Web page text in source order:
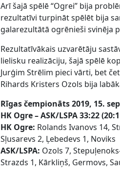
Arī šajā spēlē “Ogrei” bija
rezultatīvi turpināt spēlēt bija
galarezultātā ogrēnieši svinēja
Rezultatīvākais uzvarētāju
lielisku realizāciju, šajā spēlē
Jurģim Strēlim pieci vārti, bet
Rihards Kristers Ozols bija
Rīgas čempionāts 2019, 15.
HK Ogre – ASK/LSPA 33:22
HK Ogre: Rolands Ivanovs 14,
Sļusarevs 2, Ļebedevs 1, Noviks
ASK/LSPA: Ozols 7,
Strazds 1, Kārkliņš, Germovs,